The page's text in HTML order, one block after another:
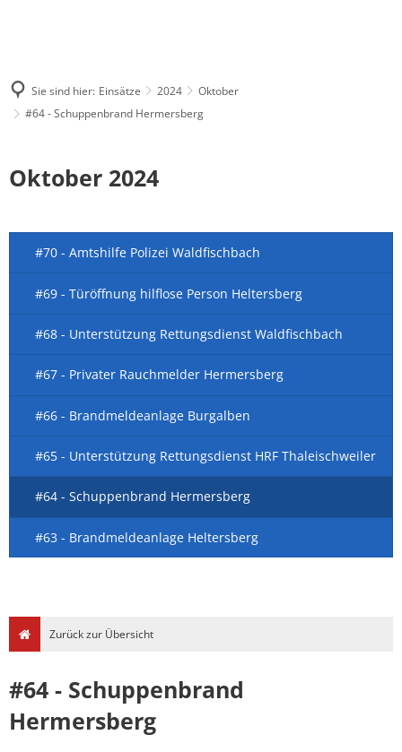
Sie sind hier: Einsätze 2024
Oktober
#64 - Schuppenbrand Hermersberg
Oktober 2024
#70 - Amtshilfe Polizei Waldfischbach
#69 - Türöffnung hilflose Person Heltersberg
#68 - Unterstützung Rettungsdienst Waldfischbach
#67 - Privater Rauchmelder Hermersberg
#66 - Brandmeldeanlage Burgalben
#65 - Unterstützung Rettungsdienst HRF Thaleischweiler
#64 - Schuppenbrand Hermersberg
#63 - Brandmeldeanlage Heltersberg
Zurück zur Übersicht
#64 - Schuppenbrand
Hermersberg